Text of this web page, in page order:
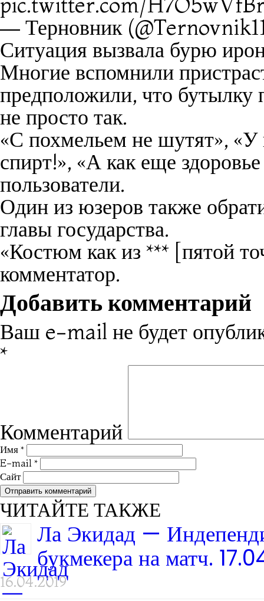
— Терновник
Ситуация вызвала бурю
Многие вспомнили
предположили, что бутылку
не просто так.
«С похмельем не шутят»,
спирт!», «А как еще
пользователи.
Один из юзеров также
главы государства.
«Костюм как из *** [пятой
комментатор.
Добавить комментарий
Ваш e-mail не будет
*
Комментарий
Имя*
E-mail *
Сайт
ЧИТАЙТЕ ТАКЖЕ
Ла Экидад —
букмекера на матч.
16.04.2019